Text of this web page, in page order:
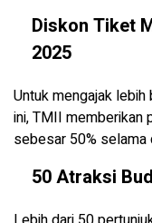
Diskon Tiket
2025
Untuk mengajak
ini, TMII memberikan
sebesar 50% selama
50 Atraksi